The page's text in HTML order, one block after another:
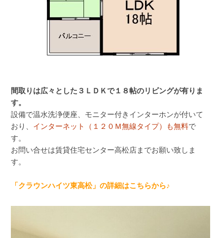
間取りは広々とした３ＬＤＫで１８帖のリビングが有りま
す。
設備で温水洗浄便座、モニター付きインターホンが付いて
おり、 インターネット（１２０Ｍ無線タイプ）も無料で
す。
お問い合せは賃貸住宅センター高松店までお願い致しま
す。
「クラウンハイツ東高松」の詳細はこちらから♪